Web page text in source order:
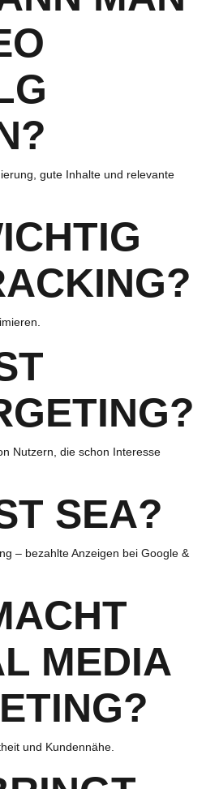
gute Inhalte und relevante
Nutzern, die schon Interesse
SEA?
– bezahlte Anzeigen bei Google &
MEDIA
und Kundennähe.